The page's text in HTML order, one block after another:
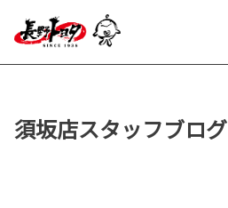
須坂店スタッフブログ